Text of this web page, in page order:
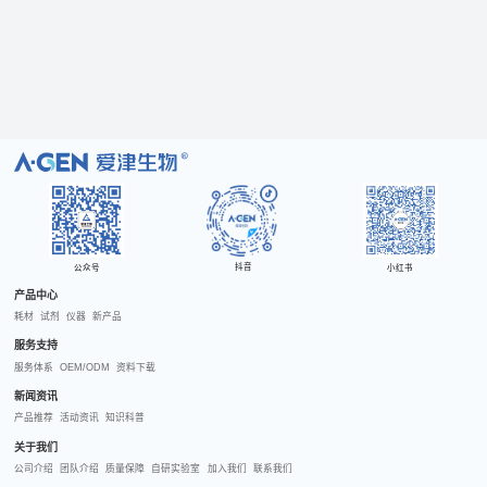
R
公众号 抖音 小红书
产品中心
耗材 试剂 仪器 新产品
服务支持
服务体系 OEM/ODM 资料下载
新闻资讯
产品推荐 活动资讯 知识科普
关于我们
公司介绍 团队介绍 质量保障 自研实验室 加入我们 联系我们